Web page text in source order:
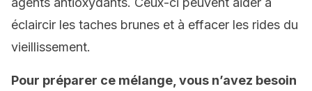
éclaircir les taches brunes et à effacer les rides du
vieillissement.
Pour préparer ce mélange, vous n’avez besoin